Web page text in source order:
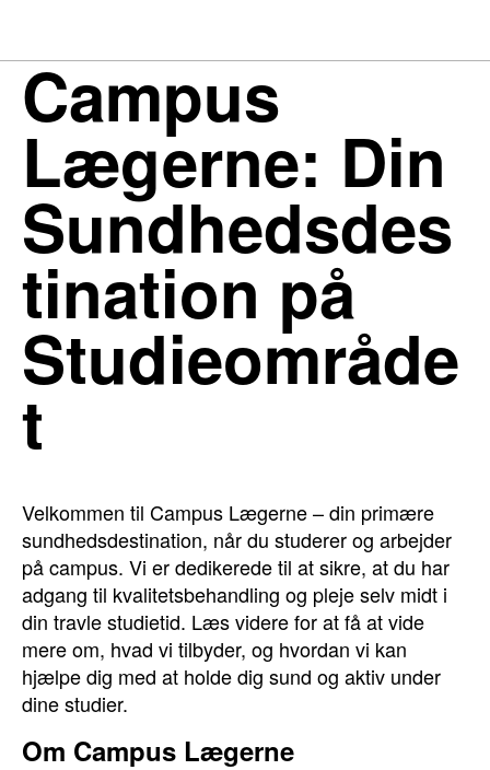
Campus
Lægerne: Din
Sundhedsdes
tination på
Studieområde
t
Velkommen til Campus Lægerne – din primære
sundhedsdestination, når du studerer og arbejder
på campus. Vi er dedikerede til at sikre, at du har
adgang til kvalitetsbehandling og pleje selv midt i
din travle studietid. Læs videre for at få at vide
mere om, hvad vi tilbyder, og hvordan vi kan
hjælpe dig med at holde dig sund og aktiv under
dine studier.
Om Campus Lægerne